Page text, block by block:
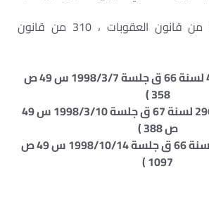
( المادتان 314/ 1 من قانون العقوبات ، 310 من قانون
( الطعن رقم 4121 لسنة 66 ق جلسة 1998/3/7 س 49 ص
358 )
( والطعن رقم 29653 لسنة 67 ق جلسة 1998/3/10 س 49
ص 388 )
( والطعن 22378 لسنة 66 ق جلسة 1998/10/14 س 49 ص
1097 )